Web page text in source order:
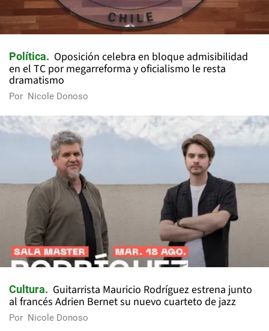
Política
Oposición celebra en bloque admisibilidad
en el TC por megarreforma y oficialismo le resta
dramatismo
Por Nicole Donoso
Cultura
Guitarrista Mauricio Rodríguez estrena junto
al francés Adrien Bernet su nuevo cuarteto de jazz
Por Nicole Donoso